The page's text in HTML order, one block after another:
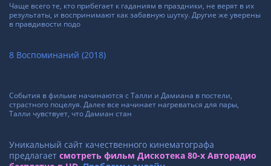
Чаще всего те, кто прибегает к гаданиям в праздники, не верят в их
результаты, и воспринимают как забавную шутку. Другие же уверены
в правдивости подо
8 Воспоминаний (2018)
События в фильме начинаются с Талли и Дамиана в постели,
страстного поцелуя. Далее все начинает нагреваться для пары,
Талли чувствует, что Дамиан стан
Уникальный сайт качественного кинематографа
предлагает смотреть фильм Дискотека 80-х Авторадио